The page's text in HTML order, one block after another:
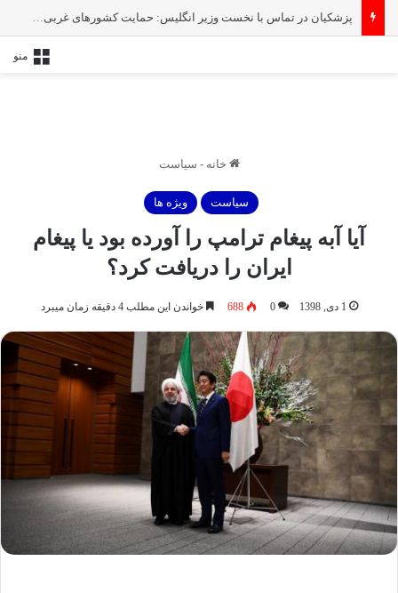
پزشکیان در تماس با نخست‌ وزیر انگلیس: حمایت کشور‌های غربی از رژیم صهیونیستی امنیت منطقه و جهان را به خطر انداخته است
منو
خانه - سیاست
سیاست ویژه ها
آیا آبه پیغام ترامپ را آورده بود یا پیغام
ایران را دریافت کرد؟
1 دی, 1398 0
688 خواندن این مطلب 4 دقیقه زمان میبرد